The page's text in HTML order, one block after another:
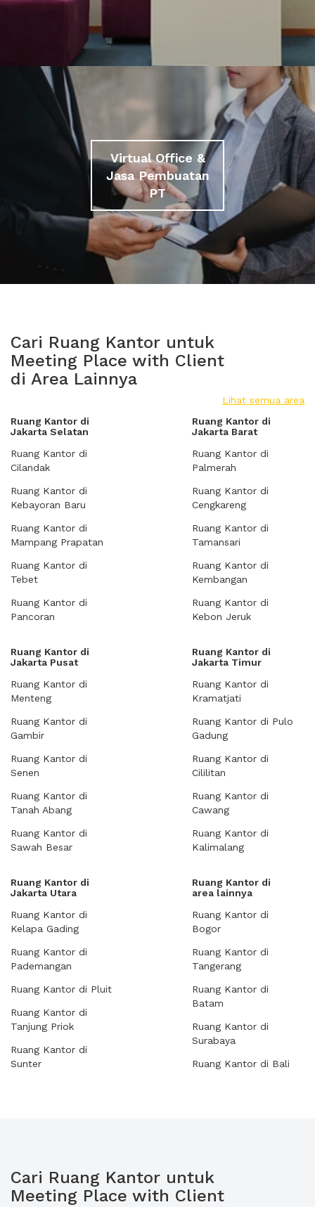
Virtual Office &
Jasa Pembuatan
PT
Cari Ruang Kantor untuk
Meeting Place with Client
di Area Lainnya
Lihat semua area
Ruang Kantor di
Jakarta Selatan
Ruang Kantor di
Cilandak
Ruang Kantor di
Kebayoran Baru
Ruang Kantor di
Mampang Prapatan
Ruang Kantor di
Tebet
Ruang Kantor di
Pancoran
Ruang Kantor di
Jakarta Barat
Ruang Kantor di
Palmerah
Ruang Kantor di
Cengkareng
Ruang Kantor di
Tamansari
Ruang Kantor di
Kembangan
Ruang Kantor di
Kebon Jeruk
Ruang Kantor di
Jakarta Pusat
Ruang Kantor di
Menteng
Ruang Kantor di
Gambir
Ruang Kantor di
Senen
Ruang Kantor di
Tanah Abang
Ruang Kantor di
Sawah Besar
Ruang Kantor di
Jakarta Timur
Ruang Kantor di
Kramatjati
Ruang Kantor di Pulo
Gadung
Ruang Kantor di
Cililitan
Ruang Kantor di
Cawang
Ruang Kantor di
Kalimalang
Ruang Kantor di
Jakarta Utara
Ruang Kantor di
Kelapa Gading
Ruang Kantor di
Pademangan
Ruang Kantor di Pluit
Ruang Kantor di
Tanjung Priok
Ruang Kantor di
Sunter
Ruang Kantor di
area lainnya
Ruang Kantor di
Bogor
Ruang Kantor di
Tangerang
Ruang Kantor di
Batam
Ruang Kantor di
Surabaya
Ruang Kantor di Bali
Cari Ruang Kantor untuk
Meeting Place with Client